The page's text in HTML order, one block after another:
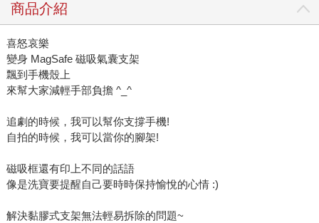
商品介紹
喜怒哀樂
變身 MagSafe 磁吸氣囊支架
飄到手機殼上
來幫大家減輕手部負擔 ^_^
追劇的時候，我可以幫你支撐手機!
自拍的時候，我可以當你的腳架!
磁吸框還有印上不同的話語
像是洗寶要提醒自己要時時保持愉悅的心情 :)
解決黏膠式支架無法輕易拆除的問題~